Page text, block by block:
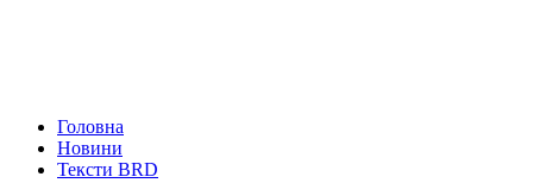
Головна
Новини
Тексти BRD